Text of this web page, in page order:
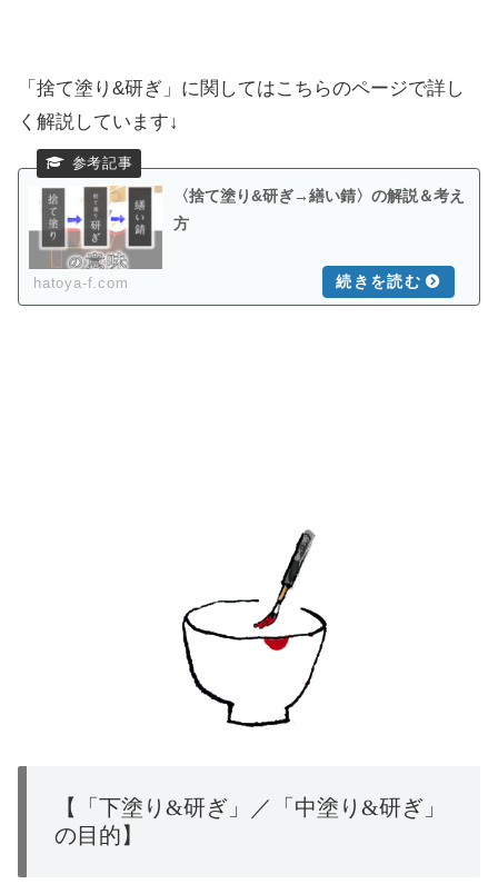
「捨て塗り&研ぎ」に関してはこちらのページで詳し
く解説しています↓
〈捨て塗り&研ぎ→繕い錆〉の解説＆考え
方
hatoya-f.com
【「下塗り&研ぎ」／「中塗り&研ぎ」
の目的】